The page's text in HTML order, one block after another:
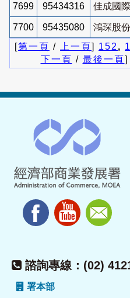
7699 95434316 佳成國
7700 95435080
鴻琛股
[第一頁 / 上一頁] 152 ,
下一頁 / 最後一頁]
諮詢專線：(02)
署本部